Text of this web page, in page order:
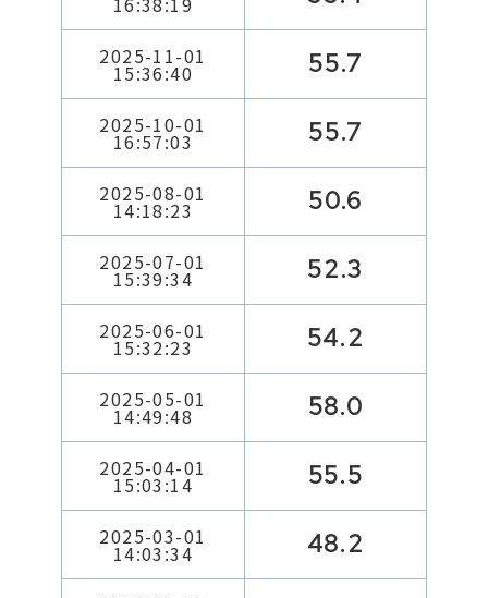
2025-11-01
15:36:40 55.7
2025-10-01
16:57:03 55.7
2025-08-01
14:18:23 50.6
2025-07-01
15:39:34 52.3
2025-06-01
15:32:23 54.2
2025-05-01
14:49:48 58.0
2025-04-01
15:03:14 55.5
2025-03-01
14:03:34 48.2